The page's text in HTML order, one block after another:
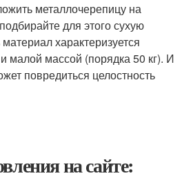
металлочерепицу на
для этого сухую
характеризуется
малой массой (порядка 50 кг). И
повредиться целостность
на сайте: